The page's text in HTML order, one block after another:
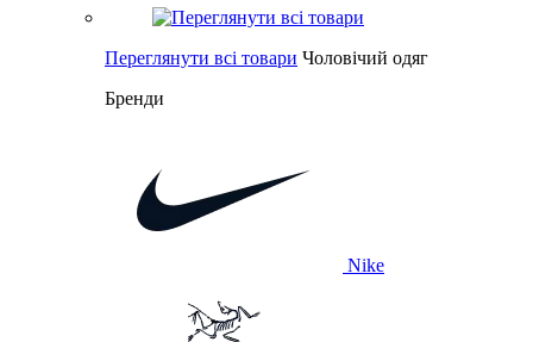
Переглянути всі товари Чоловічий одяг
Бренди
Nike